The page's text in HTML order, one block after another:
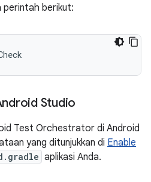
perintah berikut:
Studio
Test Orchestrator di Android
yang ditunjukkan di Enable
aplikasi Anda.